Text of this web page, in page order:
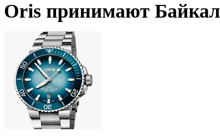
Oris принимают